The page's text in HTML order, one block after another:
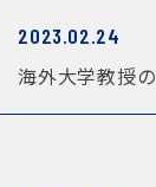
2023.02.24
海外大学教授